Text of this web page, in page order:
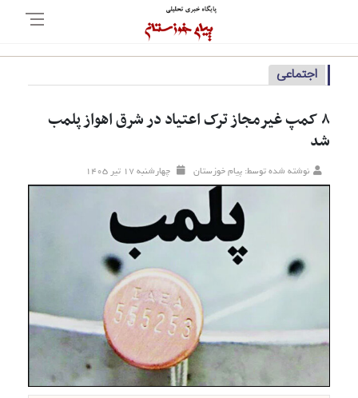
اجتماعی
۸ کمپ غیرمجاز ترک اعتیاد در شرق اهواز پلمب
شد
نوشته شده توسط: پیام خوزستان چهارشنبه ۱۷ تير ۱۴۰۵